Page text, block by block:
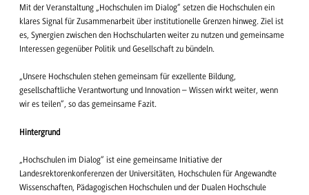
Mit der Veranstaltung „Hochschulen im Dialog“ setzen die Hochschulen ein
klares Signal für Zusammenarbeit über institutionelle Grenzen hinweg. Ziel ist
es, Synergien zwischen den Hochschularten weiter zu nutzen und gemeinsame
Interessen gegenüber Politik und Gesellschaft zu bündeln.
„Unsere Hochschulen stehen gemeinsam für exzellente Bildung,
gesellschaftliche Verantwortung und Innovation – Wissen wirkt weiter, wenn
wir es teilen“, so das gemeinsame Fazit.
Hintergrund
„Hochschulen im Dialog“ ist eine gemeinsame Initiative der
Landesrektorenkonferenzen der Universitäten, Hochschulen für Angewandte
Wissenschaften, Pädagogischen Hochschulen und der Dualen Hochschule